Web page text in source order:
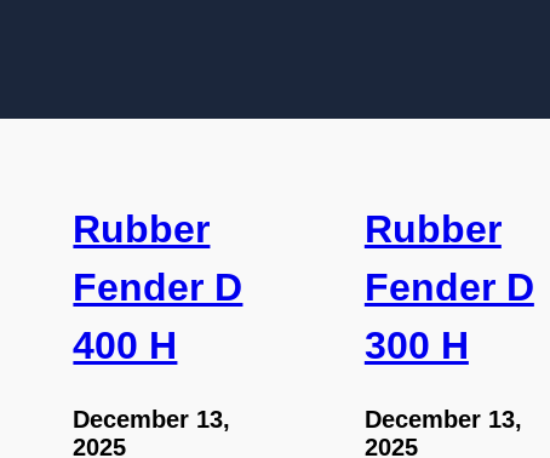
Rubber
Fender D
400 H
December 13,
2025
Rubber
Fender D
300 H
December 13,
2025